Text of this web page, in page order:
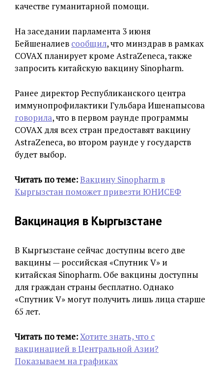
качестве гуманитарной помощи.
На заседании парламента 3 июня
Бейшеналиев сообщил, что минздрав в рамках
COVAX планирует кроме AstraZeneca, также
запросить китайскую вакцину Sinopharm.
Ранее директор Республиканского центра
иммунопрофилактики Гульбара Ишенапысова
говорила, что в первом раунде программы
COVAX для всех стран предоставят вакцину
AstraZeneca, во втором раунде у государств
будет выбор.
Читать по теме:Вакцину Sinopharm в
Кыргызстан поможет привезти ЮНИСЕФ
Вакцинация в Кыргызстане
В Кыргызстане сейчас доступны всего две
вакцины — российская «Спутник V» и
китайская Sinopharm. Обе вакцины доступны
для граждан страны бесплатно. Однако
«Спутник V» могут получить лишь лица старше
65 лет.
Читать по теме:Хотите знать, что с
вакцинацией в Центральной Азии?
Показываем на графиках